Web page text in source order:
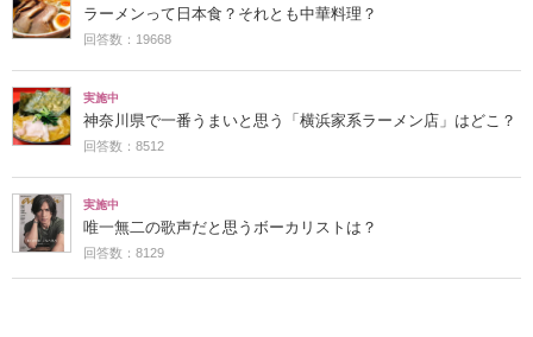
ラーメンって日本食？それとも中華料理？
回答数：19668
実施中
神奈川県で一番うまいと思う「横浜家系ラーメン店」はどこ？
回答数：8512
実施中
唯一無二の歌声だと思うボーカリストは？
回答数：8129